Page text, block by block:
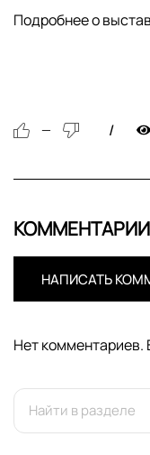
Подробнее о
—
КОММЕНТАРИИ
НАПИСАТЬ
Нет